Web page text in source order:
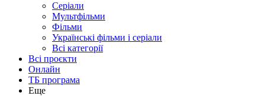
Серіали
Мультфільми
Фільми
Українські фільми і серіали
Всі категорії
Всі проєкти
Онлайн
ТБ програма
Еще